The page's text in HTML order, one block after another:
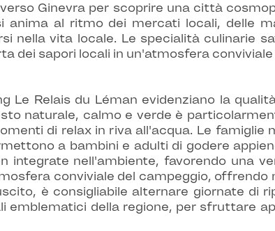
Ginevra per scoprire una città
al ritmo dei mercati locali, delle
nella vita locale. Le specialità culinarie
dei sapori locali in un'atmosfera
Le Relais du Léman evidenziano la
naturale, calmo e verde è
di relax in riva all'acqua. Le
a bambini e adulti di godere
nell'ambiente, favorendo una
conviviale del campeggio,
è consigliabile alternare giornate di
emblematici della regione, per sfruttare